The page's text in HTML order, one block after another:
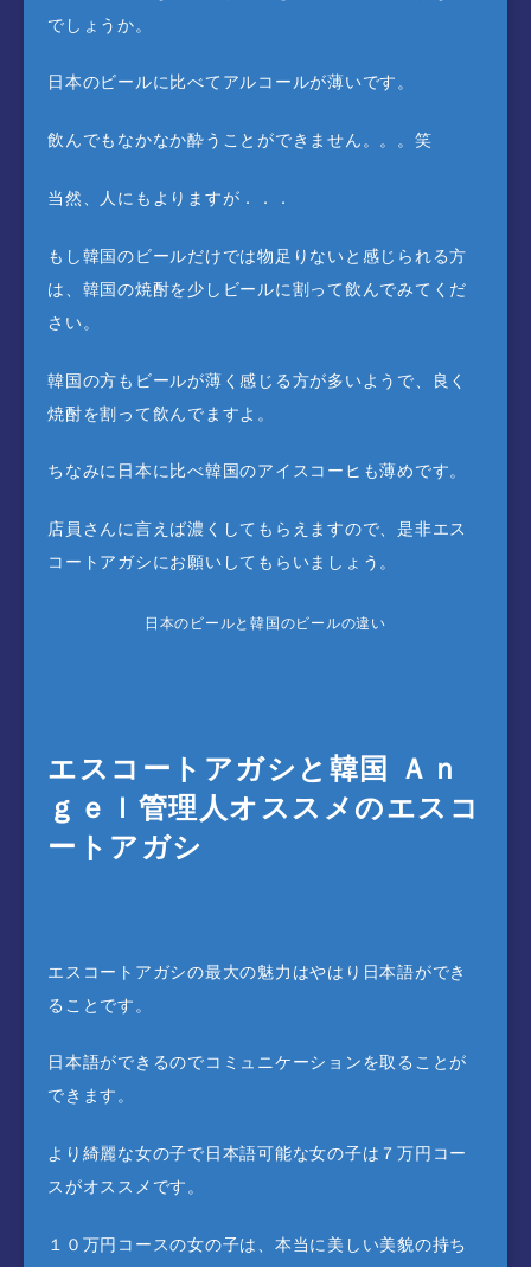
でしょうか。
日本のビールに比べてアルコールが薄いです。
飲んでもなかなか酔うことができません。。。笑
当然、人にもよりますが．．．
もし韓国のビールだけでは物足りないと感じられる方
は、韓国の焼酎を少しビールに割って飲んでみてくだ
さい。
韓国の方もビールが薄く感じる方が多いようで、良く
焼酎を割って飲んでますよ。
ちなみに日本に比べ韓国のアイスコーヒも薄めです。
店員さんに言えば濃くしてもらえますので、是非エス
コートアガシにお願いしてもらいましょう。
日本のビールと韓国のビールの違い
エスコートアガシと韓国 Ａｎ
ｇｅｌ管理人オススメのエスコ
ートアガシ
エスコートアガシの最大の魅力はやはり日本語ができ
ることです。
日本語ができるのでコミュニケーションを取ることが
できます。
より綺麗な女の子で日本語可能な女の子は７万円コー
スがオススメです。
１０万円コースの女の子は、本当に美しい美貌の持ち